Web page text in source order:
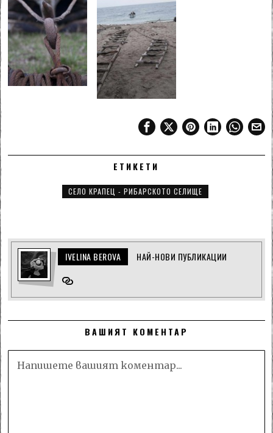
ЕТИКЕТИ
СЕЛО КРАПЕЦ - РИБАРСКОТО СЕЛИЩЕ
IVELINA BEROVA НАЙ-НОВИ ПУБЛИКАЦИИ
ВАШИЯТ КОМЕНТАР